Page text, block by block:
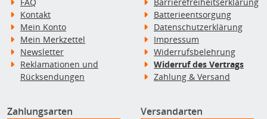
FAQ
Kontakt
Mein Konto
Mein Merkzettel
Newsletter
Reklamationen und
Rücksendungen
Barrierefreiheitserklärung
Batterieentsorgung
Datenschutzerklärung
Impressum
Widerrufsbelehrung
Widerruf des Vertrags
Zahlung & Versand
Zahlungsarten Versandarten